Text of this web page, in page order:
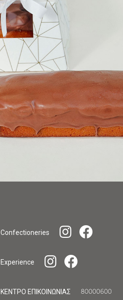
Confectioneries
Experience
ΚΕΝΤΡΟ ΕΠΙΚΟΙΝΩΝΙΑΣ 80000600